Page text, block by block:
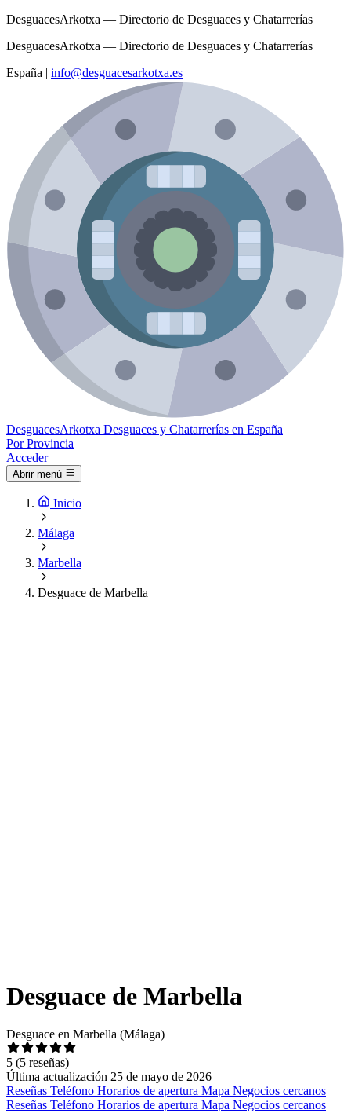
DesguacesArkotxa — Directorio de Desguaces y Chatarrerías
DesguacesArkotxa — Directorio de Desguaces y Chatarrerías
España | info@desguacesarkotxa.es
DesguacesArkotxa Desguaces y Chatarrerías en España
Por Provincia
Acceder
Abrir menú
Inicio
Málaga
Marbella
Desguace de Marbella
Desguace de Marbella
Desguace en Marbella (Málaga)
5 (5 reseñas)
Última actualización 25 de mayo de 2026
Reseñas Teléfono Horarios de apertura Mapa Negocios cercanos
Reseñas Teléfono Horarios de apertura Mapa Negocios cercanos